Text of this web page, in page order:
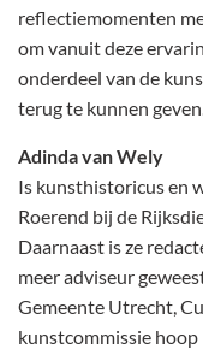
reflectiemomenten
om vanuit deze
onderdeel van de
terug te kunnen
Adinda van Wely
Is kunsthistoricus en
Roerend bij de
Daarnaast is ze
meer adviseur
Gemeente Utrecht,
kunstcommissie